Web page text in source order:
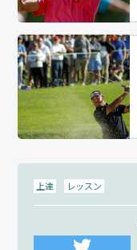
上達 レッスン